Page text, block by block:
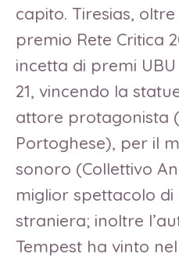
capito. Tiresias,
premio Rete Critica
incetta di premi UBU
21, vincendo la
attore protagonista
Portoghese), per il
sonoro (Collettivo
miglior spettacolo
straniera; inoltre
Tempest ha vinto nel